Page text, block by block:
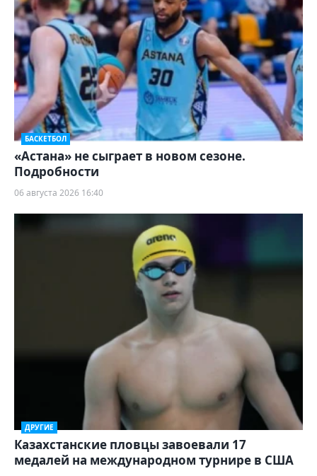
БАСКЕТБОЛ
«Астана» не сыграет в новом сезоне.
Подробности
06 августа 2026 16:40
ДРУГИЕ
Казахстанские пловцы завоевали 17
медалей на международном турнире в США